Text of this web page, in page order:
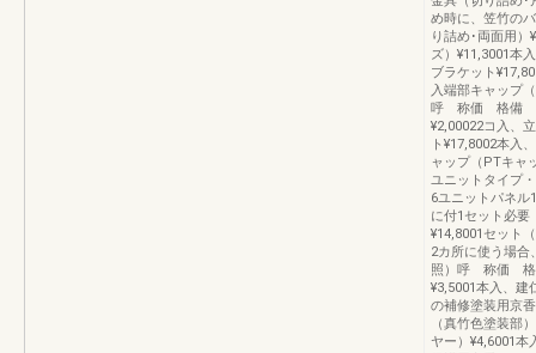
め時に、笠竹の
り詰め･両面用
ズ）¥11,3001本
ブラケット
入端部キャップ
呼 称価 格備 考
¥2,00022コ入、
ト¥17,8002本入
ャップ（PTキャ
ユニットタイプ
6ユニットパネル
に付1セット必
¥14,8001セット
2カ所に使う場
照）呼 称価 格
¥3,5001本入、建
の補修塗装用京
（真竹色塗装部
ヤー）¥4,6001本